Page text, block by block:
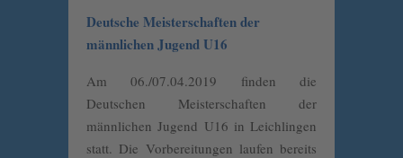
Deutsche Meisterschaften der
männlichen Jugend U16
Am 06./07.04.2019 finden die
Deutschen Meisterschaften der
männlichen Jugend U16 in Leichlingen
statt. Die Vorbereitungen laufen bereits